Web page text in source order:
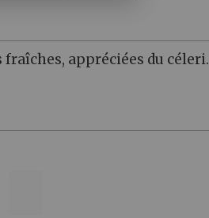
appréciées du céleri.